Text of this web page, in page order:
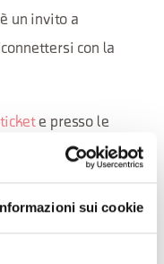
sui cookie
un invito a
con la
e presso le